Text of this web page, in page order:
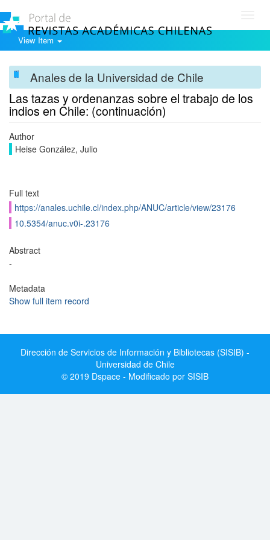
View Item
Anales de la Universidad de Chile
Las tazas y ordenanzas sobre el trabajo de los
indios en Chile: (continuación)
Author
Heise González, Julio
Full text
https://anales.uchile.cl/index.php/ANUC/article/view/23176
10.5354/anuc.v0i-.23176
Abstract
-
Metadata
Show full item record
Dirección de Servicios de Información y Bibliotecas (SISIB) -
Universidad de Chile
© 2019 Dspace - Modificado por SISIB